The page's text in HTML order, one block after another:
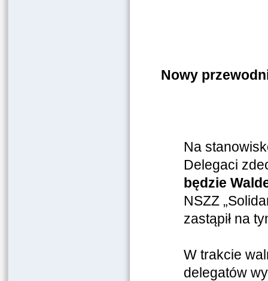
Nowy
Na
Delegaci
będzie
NSZZ
zastąpił na
W trakcie
delegatów